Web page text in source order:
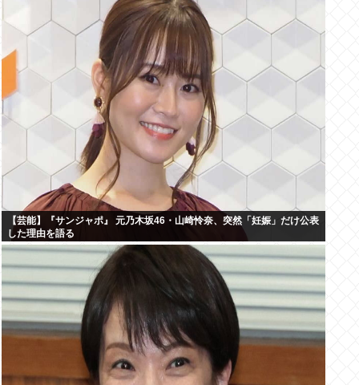
【芸能】『サンジャポ』 元乃木坂46・山崎怜奈、突然「妊娠」だけ公表
した理由を語る